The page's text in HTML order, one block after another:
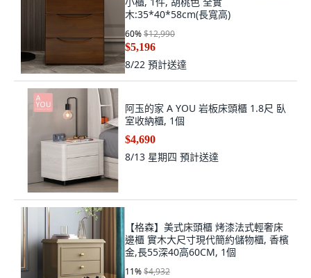
木:35*40*58cm(長寬高)
60%$12,990
$5,196
8/22 預計送達
阿玉的家 A YOU 岩板床頭櫃 1.8尺 臥
室收納櫃, 1個
$4,690
8/13 星期四 預計送達
【格森】美式床頭櫃 烤漆法式輕奢床
邊櫃 實木大尺寸現代簡約儲物櫃, 香檳
金,長55深40高60CM, 1個
11%$4,932